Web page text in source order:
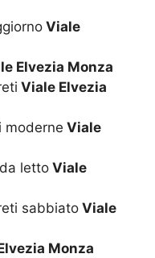
Viale
Elvezia Monza
Viale Elvezia
moderne Viale
letto Viale
sabbiato Viale
Monza